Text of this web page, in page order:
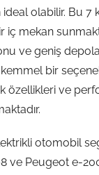
olabilir. Bu 7
iç mekan
ve geniş
bir
özellikleri ve
otomobil
ve Peugeot e-